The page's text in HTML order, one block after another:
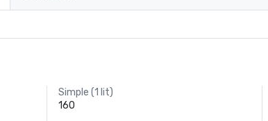
Simple (1 lit)
160